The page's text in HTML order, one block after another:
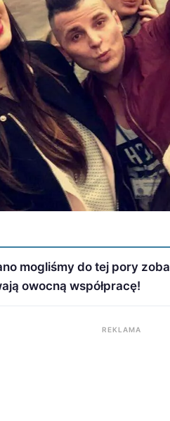
mogliśmy do tej pory
owocną współpracę!
REKLAMA